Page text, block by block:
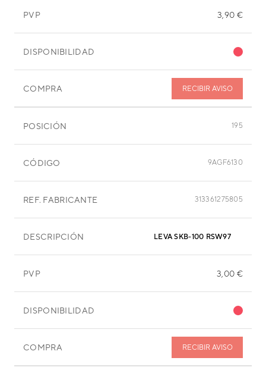
PVP 3,90 €
DISPONIBILIDAD
COMPRA RECIBIR AVISO
POSICIÓN 195
CÓDIGO 9AGF6130
REF. FABRICANTE 313361275805
DESCRIPCIÓN LEVA SKB-100 RSW97
PVP 3,00 €
DISPONIBILIDAD
COMPRA RECIBIR AVISO